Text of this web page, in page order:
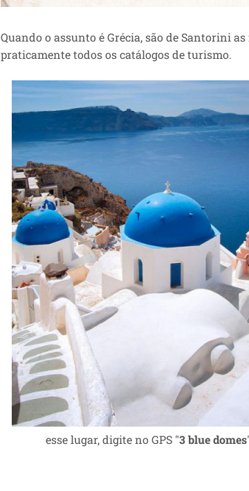
Quando o assunto é Grécia, são de Santorini
praticamente todos os catálogos de turismo.
esse lugar, digite no GPS "3 blue domes